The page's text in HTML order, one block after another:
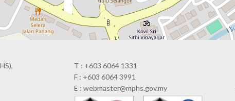
T : +603 6064 1331
F : +603 6064 3991
E : webmaster@mphs.gov.my